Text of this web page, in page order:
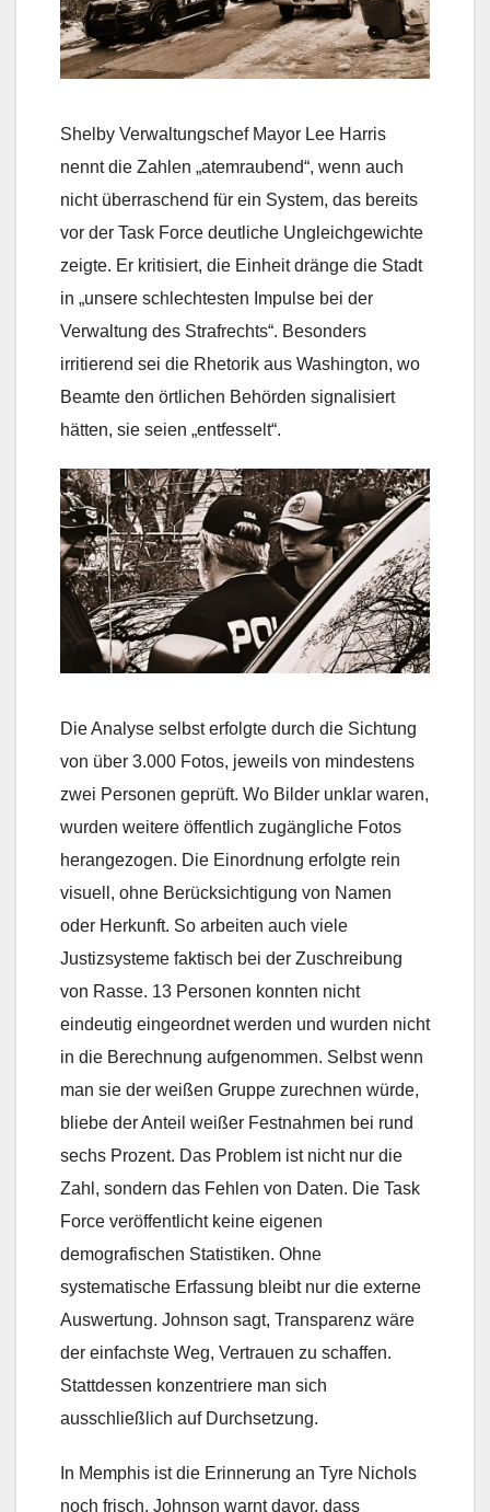
Shelby Verwaltungschef Mayor Lee Harris
nennt die Zahlen „atemraubend“, wenn auch
nicht überraschend für ein System, das bereits
vor der Task Force deutliche Ungleichgewichte
zeigte. Er kritisiert, die Einheit dränge die Stadt
in „unsere schlechtesten Impulse bei der
Verwaltung des Strafrechts“. Besonders
irritierend sei die Rhetorik aus Washington, wo
Beamte den örtlichen Behörden signalisiert
hätten, sie seien „entfesselt“.
Die Analyse selbst erfolgte durch die Sichtung
von über 3.000 Fotos, jeweils von mindestens
zwei Personen geprüft. Wo Bilder unklar waren,
wurden weitere öffentlich zugängliche Fotos
herangezogen. Die Einordnung erfolgte rein
visuell, ohne Berücksichtigung von Namen
oder Herkunft. So arbeiten auch viele
Justizsysteme faktisch bei der Zuschreibung
von Rasse. 13 Personen konnten nicht
eindeutig eingeordnet werden und wurden nicht
in die Berechnung aufgenommen. Selbst wenn
man sie der weißen Gruppe zurechnen würde,
bliebe der Anteil weißer Festnahmen bei rund
sechs Prozent. Das Problem ist nicht nur die
Zahl, sondern das Fehlen von Daten. Die Task
Force veröffentlicht keine eigenen
demografischen Statistiken. Ohne
systematische Erfassung bleibt nur die externe
Auswertung. Johnson sagt, Transparenz wäre
der einfachste Weg, Vertrauen zu schaffen.
Stattdessen konzentriere man sich
ausschließlich auf Durchsetzung.
In Memphis ist die Erinnerung an Tyre Nichols
noch frisch. Johnson warnt davor, dass